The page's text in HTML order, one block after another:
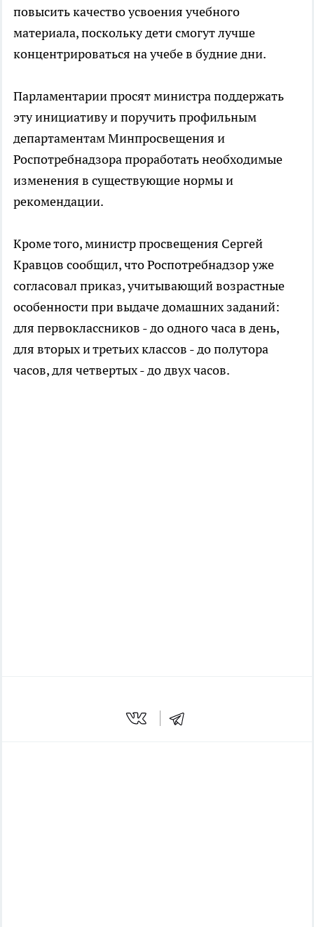
повысить качество усвоения учебного
материала, поскольку дети смогут лучше
концентрироваться на учебе в будние дни.
Парламентарии просят министра поддержать
эту инициативу и поручить профильным
департаментам Минпросвещения и
Роспотребнадзора проработать необходимые
изменения в существующие нормы и
рекомендации.
Кроме того, министр просвещения Сергей
Кравцов сообщил, что Роспотребнадзор уже
согласовал приказ, учитывающий возрастные
особенности при выдаче домашних заданий:
для первоклассников - до одного часа в день,
для вторых и третьих классов - до полутора
часов, для четвертых - до двух часов.